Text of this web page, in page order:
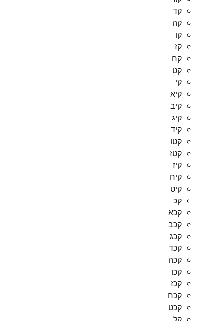
קד
קה
קו
קז
קח
קט
קי
קיא
קיב
קיג
קיד
קטו
קטז
קיז
קיח
קיט
קכ
קכא
קכב
קכג
קכד
קכה
קכו
קכז
קכח
קכט